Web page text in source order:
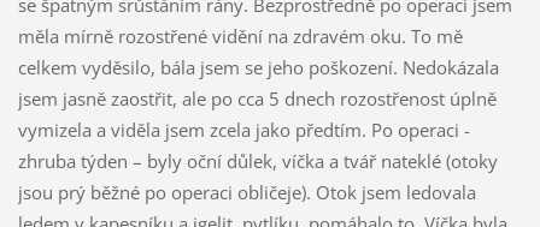
měla mírně rozostřené vidění na zdravém oku. To mě
celkem vyděsilo, bála jsem se jeho poškození. Nedokázala
jsem jasně zaostřit, ale po cca 5 dnech rozostřenost úplně
vymizela a viděla jsem zcela jako předtím. Po operaci -
zhruba týden – byly oční důlek, víčka a tvář nateklé (otoky
jsou prý běžné po operaci obličeje). Otok jsem ledovala